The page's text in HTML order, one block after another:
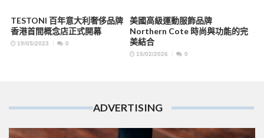
TESTONI 百年意大利奢侈品牌
香港首間概念店正式開幕
19/05/2023 0
美國高級運動服飾品牌
Northern Cote 時尚與功能的完
美結合
15/02/2026 0
ADVERTISING